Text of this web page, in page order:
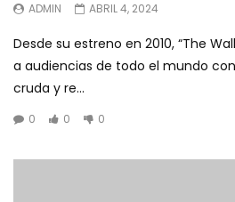
ADMIN ABRIL 4, 2024
Desde su estreno en 2010, “The
a audiencias de todo el mundo
cruda y re...
0 0 0